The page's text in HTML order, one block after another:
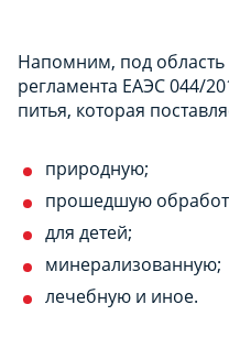
Напомним, под область
регламента ЕАЭС 044/
питья, которая
природную;
прошедшую
для детей;
минерализованную;
лечебную и иное.